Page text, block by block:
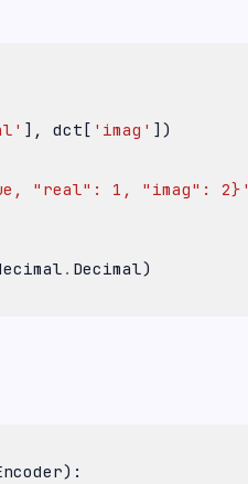
], dct[ 'imag' ])
"real": 1, "imag": 2}'
. Decimal)
):